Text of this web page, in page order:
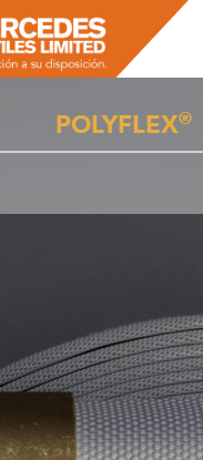
POLYFLEX®